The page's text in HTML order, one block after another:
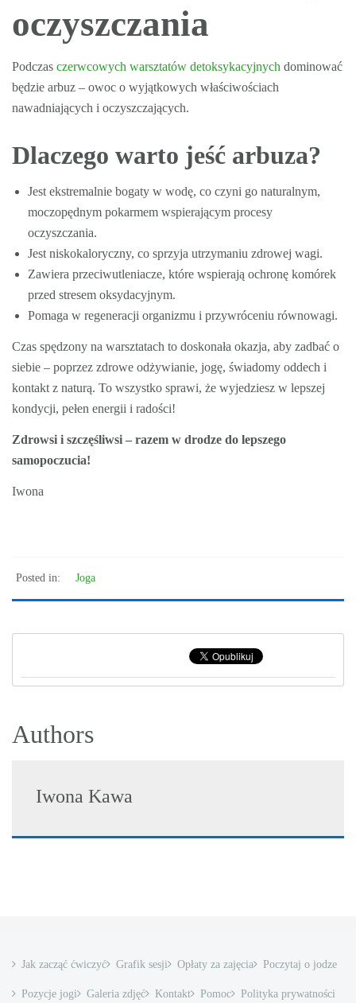
oczyszczania
Podczas czerwcowych warsztatów detoksykacyjnych dominować
będzie arbuz – owoc o wyjątkowych właściwościach
nawadniających i oczyszczających.
Dlaczego warto jeść arbuza?
Jest ekstremalnie bogaty w wodę, co czyni go naturalnym,
moczopędnym pokarmem wspierającym procesy
oczyszczania.
Jest niskokaloryczny, co sprzyja utrzymaniu zdrowej wagi.
Zawiera przeciwutleniacze, które wspierają ochronę komórek
przed stresem oksydacyjnym.
Pomaga w regeneracji organizmu i przywróceniu równowagi.
Czas spędzony na warsztatach to doskonała okazja, aby zadbać o
siebie – poprzez zdrowe odżywianie, jogę, świadomy oddech i
kontakt z naturą. To wszystko sprawi, że wyjedziesz w lepszej
kondycji, pełen energii i radości!
Zdrowsi i szczęśliwsi – razem w drodze do lepszego
samopoczucia!
Iwona
Posted in: Joga
Authors
Iwona Kawa
Jak zacząć ćwiczyć Grafik sesji Opłaty za zajęcia Poczytaj o jodze
Pozycje jogi Galeria zdjęć Kontakt Pomoc Polityka prywatności